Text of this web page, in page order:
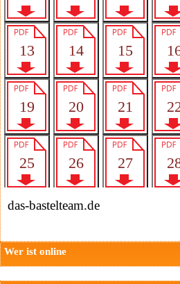
das-bastelteam.de
Wer ist online